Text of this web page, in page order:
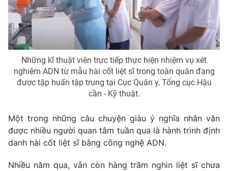
Hậu trường
Nhân vật
Khán giả
Giải sao mai
Điện ảnh
Âm nhạc
Sao
Đời sống
Du lịch
Làm đẹp
Chất lượng cuộc sống
Giáo dục
Tuyển sinh
Công nghệ
Sản phẩm
Thị trường
Tư vấn
Lịch phát sóng
Những kĩ thuật viên trực tiếp thực hiện nhiệm vụ xét
nghiệm ADN từ mẫu hài cốt liệt sĩ trong toàn quân đang
được tập huấn tập trung tại Cục Quân y, Tổng cục Hậu
cần - Kỹ thuật.
Một trong những câu chuyện giàu ý nghĩa nhân văn
được nhiều người quan tâm tuần qua là hành trình định
danh hài cốt liệt sĩ bằng công nghệ ADN.
Nhiều năm qua, vẫn còn hàng trăm nghìn liệt sĩ chưa